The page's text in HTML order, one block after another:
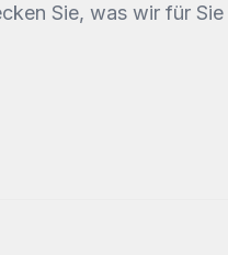
Sie, was wir für